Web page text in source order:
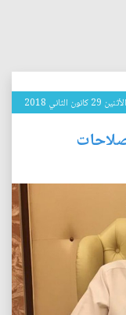
الأثنين 29 كانون الثاني 2018